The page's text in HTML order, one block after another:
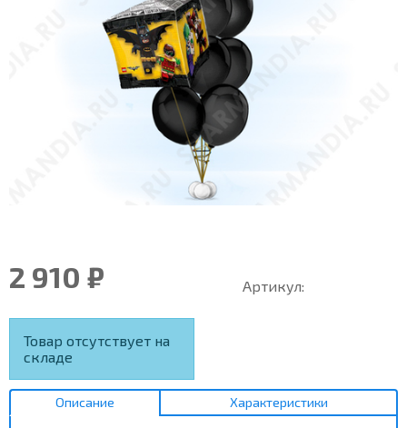
2 910 ₽ Артикул:
Товар отсутствует на
складе
Описание Характеристики